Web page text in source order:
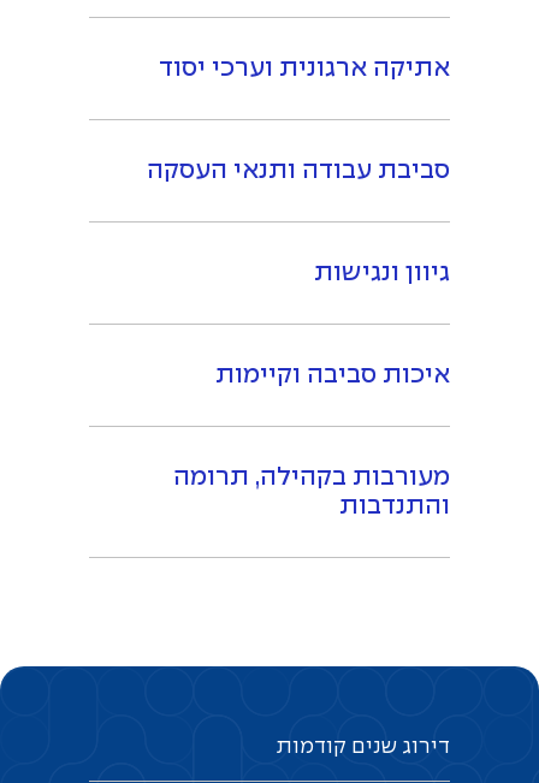
אתיקה ארגונית וערכי יסוד
סביבת עבודה ותנאי העסקה
גיוון ונגישות
איכות סביבה וקיימות
מעורבות בקהילה, תרומה
והתנדבות
דירוג שנים קודמות